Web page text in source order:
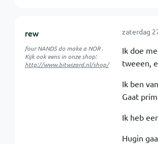
rew
four NANDS do make a NOR .
Kijk ook eens in onze shop:
http://www.bitwizard.nl/shop/
zaterdag
Ik doe
tweeen,
Ik ben
Gaat
Ik heb
Hugin